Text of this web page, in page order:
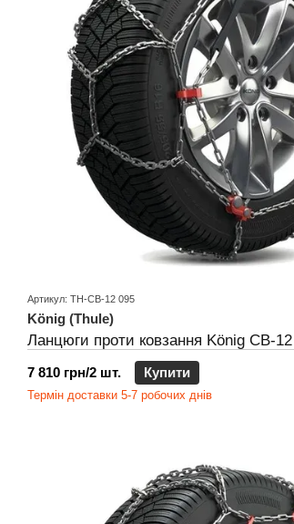
Артикул: TH-CB-12 095
König (Thule)
Ланцюги проти ковзання König CB-
7 810 грн/2 шт. Купити
Термін доставки 5-7 робочих днів